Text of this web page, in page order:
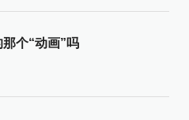
个“动画”吗